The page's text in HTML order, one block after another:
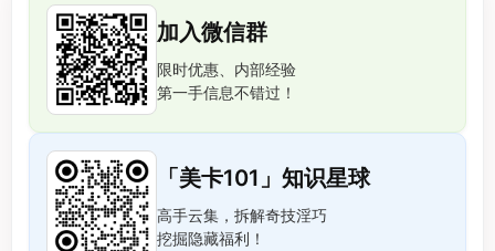
加入微信群
限时优惠、内部经验
第一手信息不错过！
「美卡101」知识星球
高手云集，拆解奇技淫巧
挖掘隐藏福利！